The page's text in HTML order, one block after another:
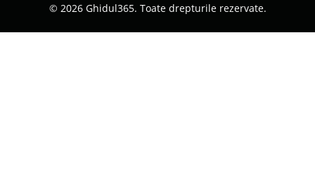
© 2026 Ghidul365. Toate drepturile rezervate.